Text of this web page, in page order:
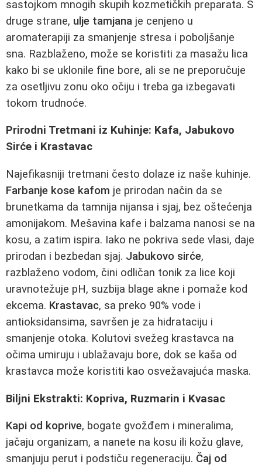
sastojkom mnogih skupih kozmetičkih preparata. S
druge strane, ulje tamjana je cenjeno u
aromaterapiji za smanjenje stresa i poboljšanje
sna. Razblaženo, može se koristiti za masažu lica
kako bi se uklonile fine bore, ali se ne preporučuje
za osetljivu zonu oko očiju i treba ga izbegavati
tokom trudnoće.
Prirodni Tretmani iz Kuhinje: Kafa, Jabukovo
Sirće i Krastavac
Najefikasniji tretmani često dolaze iz naše kuhinje.
Farbanje kose kafom je prirodan način da se
brunetkama da tamnija nijansa i sjaj, bez oštećenja
amonijakom. Mešavina kafe i balzama nanosi se na
kosu, a zatim ispira. Iako ne pokriva sede vlasi, daje
prirodan i bezbedan sjaj. Jabukovo sirće,
razblaženo vodom, čini odličan tonik za lice koji
uravnotežuje pH, suzbija blage akne i pomaže kod
ekcema. Krastavac, sa preko 90% vode i
antioksidansima, savršen je za hidrataciju i
smanjenje otoka. Kolutovi svežeg krastavca na
očima umiruju i ublažavaju bore, dok se kaša od
krastavca može koristiti kao osvežavajuća maska.
Biljni Ekstrakti: Kopriva, Ruzmarin i Kvasac
Kapi od koprive, bogate gvožđem i mineralima,
jačaju organizam, a nanete na kosu ili kožu glave,
smanjuju perut i podstiču regeneraciju. Čaj od